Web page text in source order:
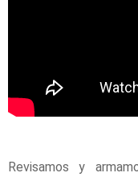
Revisamos y